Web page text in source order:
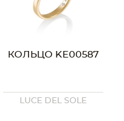
КОЛЬЦО KE00587
LUCE DEL SOLE